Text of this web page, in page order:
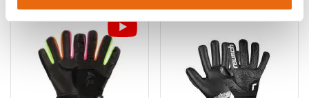
variaties.
Deze
optie
gekozen
kan
gekozen